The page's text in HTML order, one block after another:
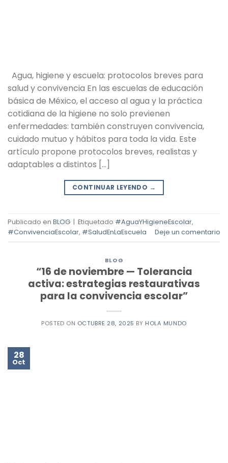
Agua, higiene y escuela: protocolos breves para
salud y convivencia En las escuelas de educación
básica de México, el acceso al agua y la práctica
cotidiana de la higiene no solo previenen
enfermedades: también construyen convivencia,
cuidado mutuo y hábitos para toda la vida. Este
artículo propone protocolos breves, realistas y
adaptables a distintos […]
CONTINUAR LEYENDO →
Publicado en BLOG | Etiquetado #AguaYHigieneEscolar,
#ConvivenciaEscolar, #SaludEnLaEscuela Deje un comentario
BLOG
“16 de noviembre — Tolerancia
activa: estrategias restaurativas
para la convivencia escolar”
POSTED ON OCTUBRE 28, 2025 BY HOLA MUNDO
28
Oct